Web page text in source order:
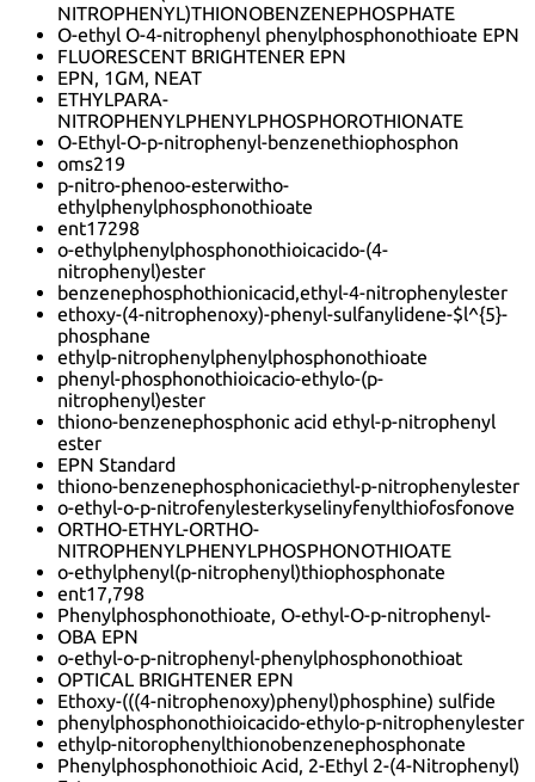
NITROPHENYL)THIONOBENZENEPHOSPHATE
O-ethyl O-4-nitrophenyl phenylphosphonothioate EPN
FLUORESCENT BRIGHTENER EPN
EPN, 1GM, NEAT
ETHYLPARA-
NITROPHENYLPHENYLPHOSPHOROTHIONATE
O-Ethyl-O-p-nitrophenyl-benzenethiophosphon
oms219
p-nitro-phenoo-esterwitho-
ethylphenylphosphonothioate
ent17298
o-ethylphenylphosphonothioicacido-(4-
nitrophenyl)ester
benzenephosphothionicacid,ethyl-4-nitrophenylester
ethoxy-(4-nitrophenoxy)-phenyl-sulfanylidene-$l^{5}-
phosphane
ethylp-nitrophenylphenylphosphonothioate
phenyl-phosphonothioicacio-ethylo-(p-
nitrophenyl)ester
thiono-benzenephosphonic acid ethyl-p-nitrophenyl
ester
EPN Standard
thiono-benzenephosphonicaciethyl-p-nitrophenylester
o-ethyl-o-p-nitrofenylesterkyselinyfenylthiofosfonove
ORTHO-ETHYL-ORTHO-
NITROPHENYLPHENYLPHOSPHONOTHIOATE
o-ethylphenyl(p-nitrophenyl)thiophosphonate
ent17,798
Phenylphosphonothioate, O-ethyl-O-p-nitrophenyl-
OBA EPN
o-ethyl-o-p-nitrophenyl-phenylphosphonothioat
OPTICAL BRIGHTENER EPN
Ethoxy-(((4-nitrophenoxy)phenyl)phosphine) sulfide
phenylphosphonothioicacido-ethylo-p-nitrophenylester
ethylp-nitorophenylthionobenzenephosphonate
Phenylphosphonothioic Acid, 2-Ethyl 2-(4-Nitrophenyl)